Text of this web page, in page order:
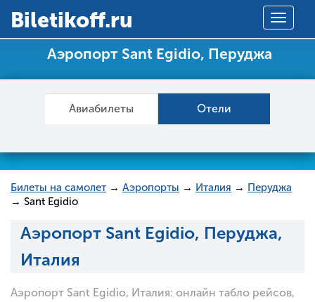
Toggle
Вiletikoff.ru
Аэропорт Sant Egidio, Перуджа
Авиабилеты Отели
Билеты на самолет → Аэропорты → Италия → Перуджа
→ Sant Egidio
Аэропорт Sant Egidio, Перуджа,
Италия
Аэропорт Sant Egidio, Италия: онлайн табло рейсов,